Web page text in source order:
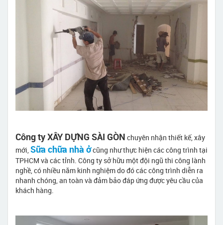
Công ty XÂY DỰNG SÀI GÒN chuyên nhận thiết kế, xây
mới,Sữa chữa nhà ởcũng như thực hiện các công trình tại
TPHCM và các tỉnh. Công ty sở hữu một đội ngũ thi công lành
nghề, có nhiều năm kinh nghiệm do đó các công trình diễn ra
nhanh chóng, an toàn và đảm bảo đáp ứng được yêu cầu của
khách hàng.